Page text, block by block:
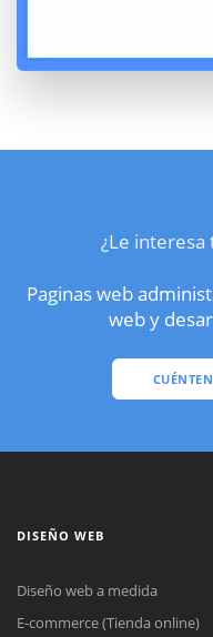
¿Le interesa
Paginas web
web y
DISEÑO WEB
Diseño web a medida
E-commerce (Tienda online)